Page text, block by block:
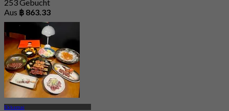
253 Gebucht
Aus ฿ 863.33
Ekkamai